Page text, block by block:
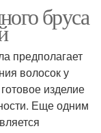
бруса
предполагает
волосок у
изделие
Еще одним